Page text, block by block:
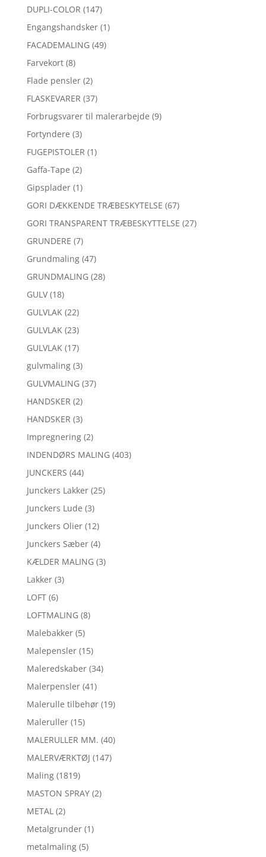
DUPLI-COLOR (147)
Engangshandsker (1)
FACADEMALING (49)
Farvekort (8)
Flade pensler (2)
FLASKEVARER (37)
Forbrugsvarer til malerarbejde (9)
Fortyndere (3)
FUGEPISTOLER (1)
Gaffa-Tape (2)
Gipsplader (1)
GORI DÆKKENDE TRÆBESKYTELSE (67)
GORI TRANSPARENT TRÆBESKYTTELSE (27)
GRUNDERE (7)
Grundmaling (47)
GRUNDMALING (28)
GULV (18)
GULVLAK (22)
GULVLAK (23)
GULVLAK (17)
gulvmaling (3)
GULVMALING (37)
HANDSKER (2)
HANDSKER (3)
Impregnering (2)
INDENDØRS MALING (403)
JUNCKERS (44)
Junckers Lakker (25)
Junckers Lude (3)
Junckers Olier (12)
Junckers Sæber (4)
KÆLDER MALING (3)
Lakker (3)
LOFT (6)
LOFTMALING (8)
Malebakker (5)
Malepensler (15)
Maleredskaber (34)
Malerpensler (41)
Malerulle tilbehør (19)
Maleruller (15)
MALERULLER MM. (40)
MALERVÆRKTØJ (147)
Maling (1819)
MASTON SPRAY (2)
METAL (2)
Metalgrunder (1)
metalmaling (5)